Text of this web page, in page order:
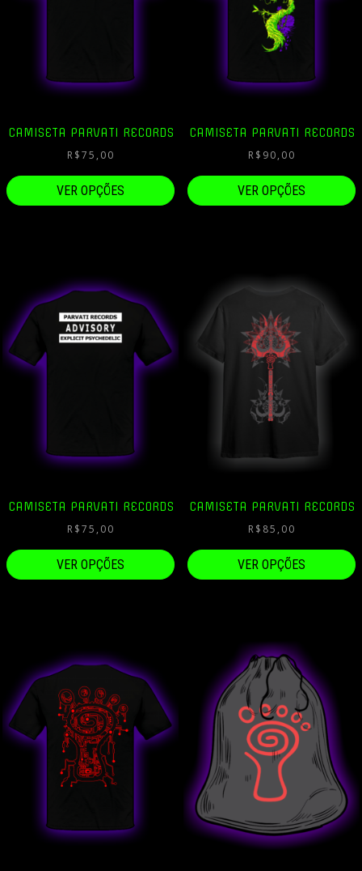
CAMISETA PARVATI RECORDS
R$75,00
VER OPÇÕES
CAMISETA PARVATI RECORDS
R$ 90,00
VER OPÇÕES
CAMISETA PARVATI RECORDS
R$75,00
VER OPÇÕES
CAMISETA PARVATI RECORDS
R$ 85,00
VER OPÇÕES